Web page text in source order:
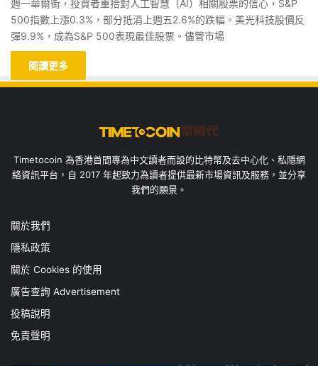
週一華爾街，投資者重拾對人工智慧（AI）相關股票的信心，S&P
500指數上漲0.3%，部分抵消上週五2.6%的跌幅。美光科技股價反
彈9.9%，成為S&P 500表現最佳股票。儘管市場
閱讀更多
Timetocoin 為香港首間專為中文讀者而設的比特幣及去中心化、私隱網
絡資訊平台，自 2017 年起致力為讀者提供最新市場資訊及服務，並分享
我們的願景。
關於我們
隱私政策
關於 Cookies 的使用
廣告查詢 Advertisement
投稿說明
免責聲明